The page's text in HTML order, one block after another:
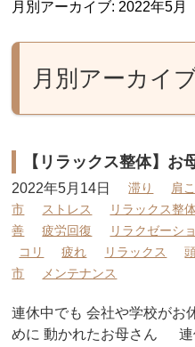
月別アーカイブ: 2022年5月
月別アーカイ
【リラックス整体】お
2022年5月14日 滞り 肩
市
ストレス リラックス整
善
疲労回復 リラクゼーシ
コリ
疲れ リラックス
市
メンテナンス
連休中でも 会社や学校がお
めに 動かれたお母さん 連